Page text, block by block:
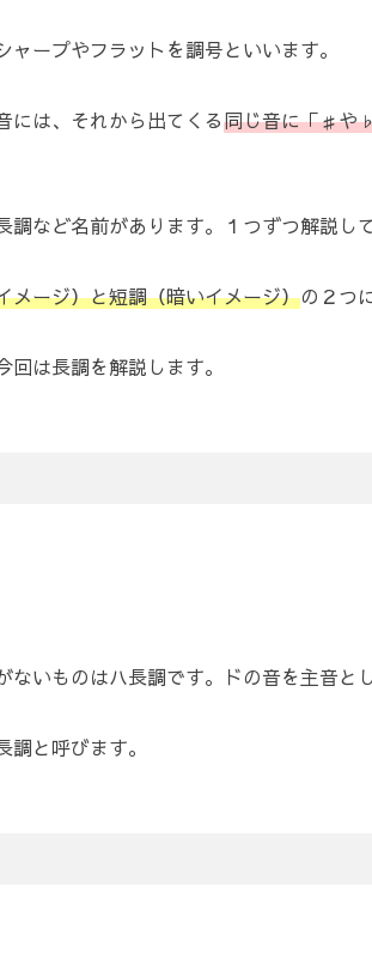
ープやフラットを調号といいます。
には、それから出てくる同じ音に「♯や
など名前があります。１つずつ解説して
メージ）と短調（暗いイメージ）の２つ
は長調を解説します。
いものはハ長調です。ドの音を主音とし
と呼びます。